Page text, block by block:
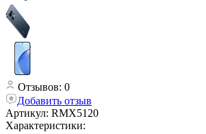
Отзывов: 0
Добавить отзыв
Артикул: RMX5120
Характеристики: